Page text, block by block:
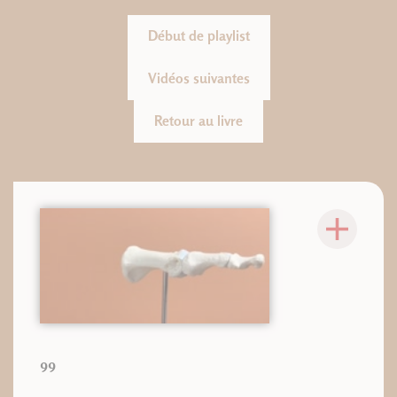
Début de playlist
Vidéos suivantes
Retour au livre
99